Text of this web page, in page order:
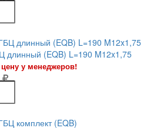
длинный (EQB) L=190 M12x1,75
у менеджеров!